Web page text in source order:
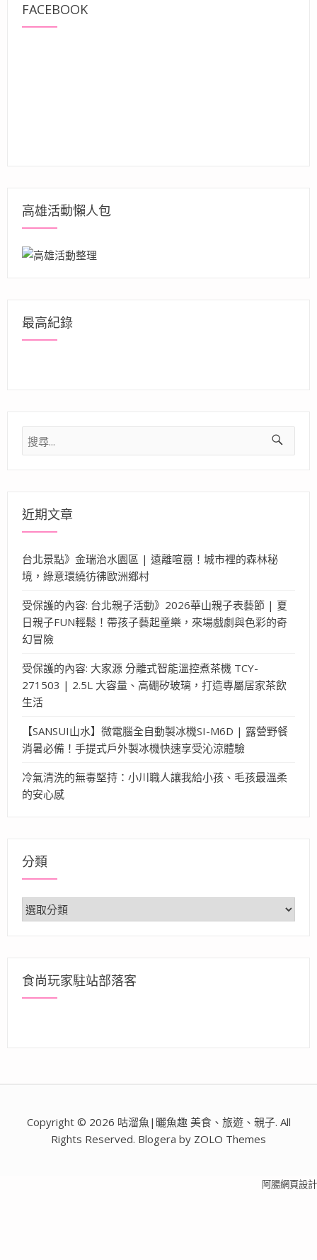
FACEBOOK
高雄活動懶人包
最高紀錄
搜
尋
近期文章
台北景點》金瑞治水園區 | 遠離喧囂！城市裡的森林秘
境，綠意環繞彷彿歐洲鄉村
受保護的內容: 台北親子活動》2026華山親子表藝節 | 夏
日親子FUN輕鬆！帶孩子藝起童樂，來場戲劇與色彩的奇
幻冒險
受保護的內容: 大家源 分離式智能溫控煮茶機 TCY-
271503 | 2.5L 大容量、高硼矽玻璃，打造專屬居家茶飲
生活
【SANSUI山水】微電腦全自動製冰機SI-M6D | 露營野餐
消暑必備！手提式戶外製冰機快速享受沁涼體驗
冷氣清洗的無毒堅持：小川職人讓我給小孩、毛孩最溫柔
的安心感
分類
分
類
食尚玩家駐站部落客
Copyright © 2026 咕溜魚|曬魚趣 美食、旅遊、親子. All
Rights Reserved. Blogera by ZOLO Themes
阿腸網頁設計